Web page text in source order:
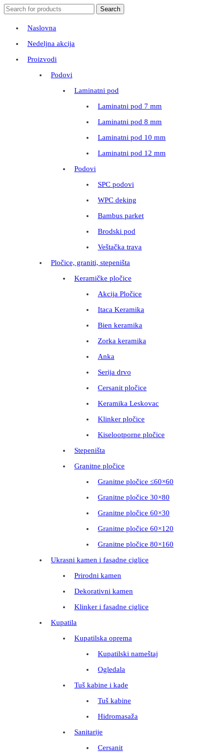
Search
for:
Search
Naslovna
Nedeljna akcija
Proizvodi
Podovi
Laminatni pod
Laminatni pod 7 mm
Laminatni pod 8 mm
Laminatni pod 10 mm
Laminatni pod 12 mm
Podovi
SPC podovi
WPC deking
Bambus parket
Brodski pod
Veštačka trava
Pločice, graniti, stepeništa
Keramičke pločice
Akcija Pločice
Itaca Keramika
Bien keramika
Zorka keramika
Anka
Serija drvo
Cersanit pločice
Keramika Leskovac
Klinker pločice
Kiselootporne pločice
Stepeništa
Granitne pločice
Granitne pločice ≤60×60
Granitne pločice 30×80
Granitne pločice 60×30
Granitne pločice 60×120
Granitne pločice 80×160
Ukrasni kamen i fasadne ciglice
Prirodni kamen
Dekorativni kamen
Klinker i fasadne ciglice
Kupatila
Kupatilska oprema
Kupatilski nameštaj
Ogledala
Tuš kabine i kade
Tuš kabine
Hidromasaža
Sanitarije
Cersanit